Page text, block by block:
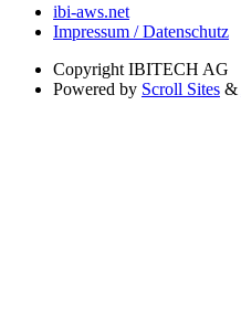
ibi-aws.net
Impressum / Datenschutz
Copyright IBITECH AG
Powered by Scroll Sites &